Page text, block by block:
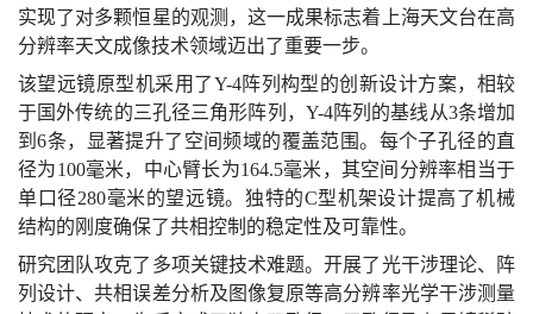
实现了对多颗恒星的观测，这一成果标志着上海天文台在高
分辨率天文成像技术领域迈出了重要一步。
该望远镜原型机采用了Y-4阵列构型的创新设计方案，相较
于国外传统的三孔径三角形阵列，Y-4阵列的基线从3条增加
到6条，显著提升了空间频域的覆盖范围。每个子孔径的直
径为100毫米，中心臂长为164.5毫米，其空间分辨率相当于
单口径280毫米的望远镜。独特的C型机架设计提高了机械
结构的刚度确保了共相控制的稳定性及可靠性。
研究团队攻克了多项关键技术难题。开展了光干涉理论、阵
列设计、共相误差分析及图像复原等高分辨率光学干涉测量